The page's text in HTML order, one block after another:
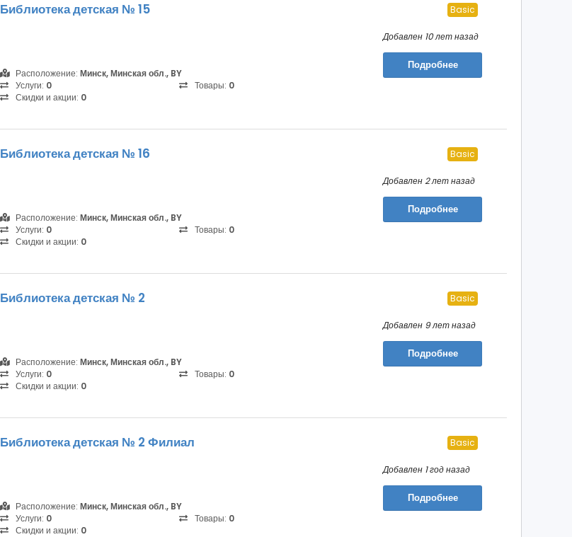
Библиотека детская № 15
Расположение: Минск, Минская обл., BY
Услуги: 0 Товары: 0
Скидки и акции: 0
Basic
Добавлен 10 лет назад
Подробнее
Библиотека детская № 16
Расположение: Минск, Минская обл., BY
Услуги: 0 Товары: 0
Скидки и акции: 0
Basic
Добавлен 2 лет назад
Подробнее
Библиотека детская № 2
Расположение: Минск, Минская обл., BY
Услуги: 0 Товары: 0
Скидки и акции: 0
Basic
Добавлен 9 лет назад
Подробнее
Библиотека детская № 2 Филиал
Расположение: Минск, Минская обл., BY
Услуги: 0 Товары: 0
Скидки и акции: 0
Basic
Добавлен 1 год назад
Подробнее